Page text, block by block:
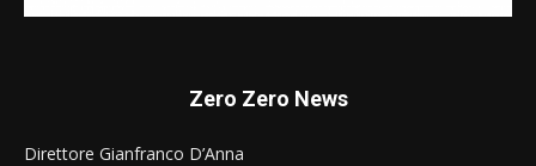
Zero Zero News
Direttore Gianfranco D’Anna